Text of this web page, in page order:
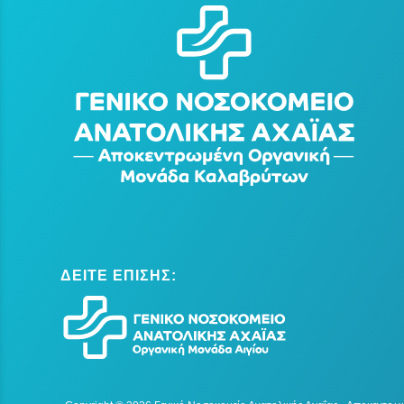
ΔΕΙΤΕ ΕΠΙΣΗΣ: